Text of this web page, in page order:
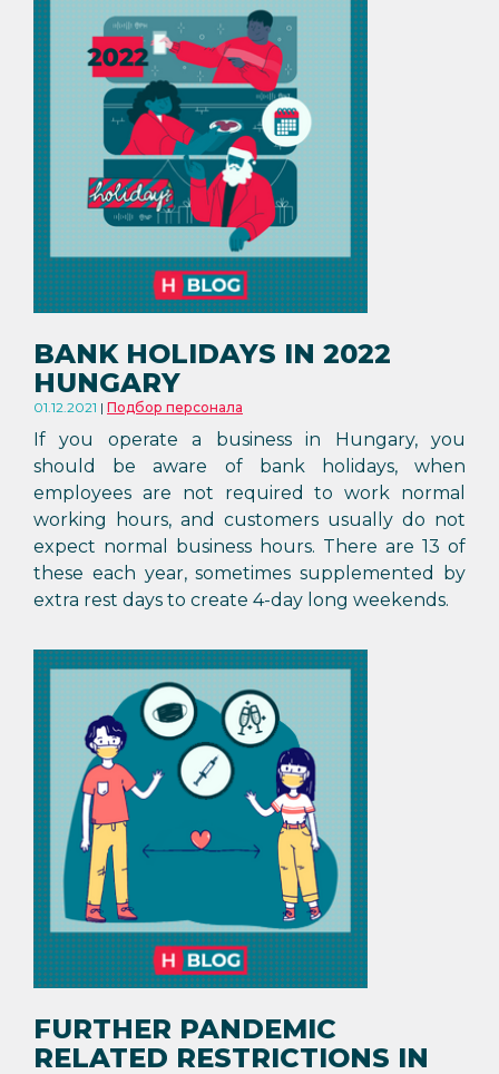
BANK HOLIDAYS IN 2022
HUNGARY
01.12.2021 Подбор персонала
If you operate a business in Hungary, you
should be aware of bank holidays, when
employees are not required to work normal
working hours, and customers usually do not
expect normal business hours. There are 13 of
these each year, sometimes supplemented by
extra rest days to create 4-day long weekends.
FURTHER PANDEMIC
RELATED RESTRICTIONS IN